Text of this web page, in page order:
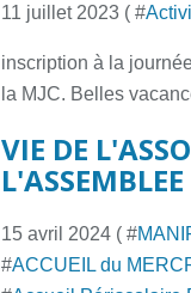
11 juillet 2023 ( #
inscription à la
la MJC. Belles
VIE DE
15 avril 2024 ( #
#ACCUEIL du